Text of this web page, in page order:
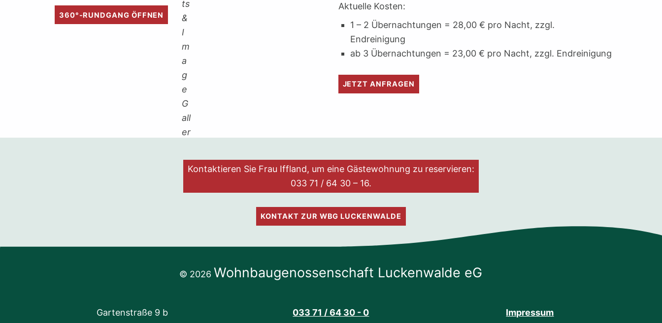
360°-RUNDGANG ÖFFNEN
Aktuelle Kosten:
1 – 2 Übernachtungen = 28,00 € pro Nacht, zzgl.
Endreinigung
ab 3 Übernachtungen = 23,00 € pro Nacht, zzgl. Endreinigung
JETZT ANFRAGEN
Kontaktieren Sie Frau Iffland, um eine Gästewohnung zu reservieren:
033 71 / 64 30 – 16.
KONTAKT ZUR WBG LUCKENWALDE
© 2026 Wohnbaugenossenschaft Luckenwalde eG
Gartenstraße 9 b
033 71 / 64 30 - 0
Impressum